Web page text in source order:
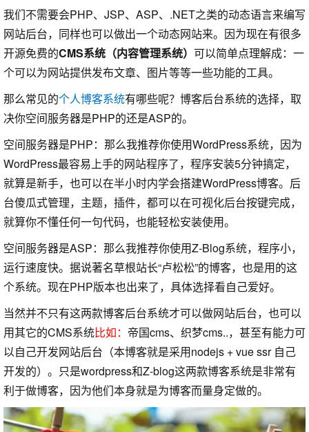
我们不需要会PHP、JSP、ASP、.NET之类的动态语言来编写
网站后台，同样也可以做出一个动态网站来。因为现在有很多
开源免费的CMS系统（内容管理系统） 可以简单点理解成：一
个可以为网站提供发布文章、图片等等一些功能的工具。
那么常见的个人博客系统有哪些呢？博客后台系统的选择，取
决你空间服务器是PHP的还是ASP的。
空间服务器是PHP：那么我推荐你使用WordPress系统，因为
WordPress最容易上手的网站程序了，程序安装5分钟搞定，
就算是新手，也可以在半小时内学会搭建WordPress博客。后
台傻瓜式管理，主题，插件，都可以在可视化后台按键完成，
就算你不懂任何一句代码，也能轻松安装使用。
空间服务器是ASP：那么我推荐你使用Z-Blog系统，程序小，
运行速度快。据说著名草根站长“卢松松”的博客，也是用的这
个系统。现在PHP版本也出来了，具体选择看自己爱好。
当然并不只有这两款博客后台系统才可以做网站后台，也可以
用其它的CMS系统比如： 帝国cms、织梦cms..，甚至有能力可
以自己开发网站后台（本博客就是采用nodejs + vue ssr 自己
开发的）。只是wordpress和Z-blog这两款博客系统是非常有
利于做博客，因为他们本身就是为博客而量身定做的。